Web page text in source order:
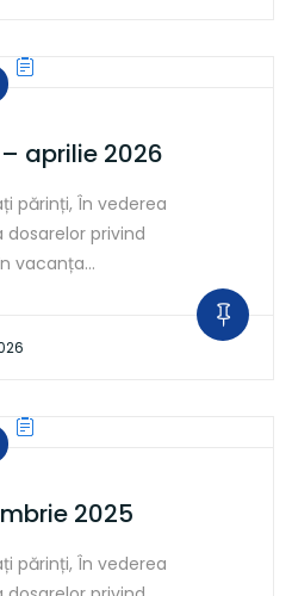
aprilie 2026
părinți, În vederea
privind
vacanța…
2025
părinți, În vederea